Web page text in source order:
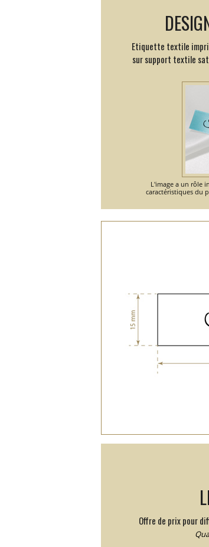
Etiquette textile
sur support textile
L'image a un rôle
caractéristiques du
Offre de prix pour